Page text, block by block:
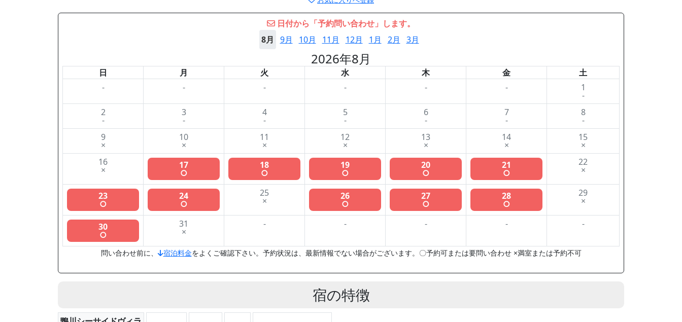
日付から「予約問い合わせ」します。
8月
9月 10月 11月 12月 1月 2月 3月
2026年8月
日 月 火 水 木 金
土
-
- - - - - 1
-
2
-
3
-
4
-
5
-
6
-
7
-
8
-
9
×
10
×
11
×
12
×
13
×
14
×
15
×
16
× 17
○
18
○
19
○
20
○
21
○
22
×
23
○
24
○
25
× 26
○
27
○
28
○
29
×
30
○
31
×
- - - - -
問い合わせ前に、 宿泊料金をよくご確認下さい。予約状況は、最新情報でない場合がございます。〇予約可または要問い合わせ ×満室または予約不可
宿の特徴